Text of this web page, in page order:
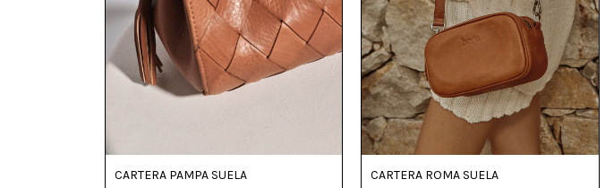
CARTERA PAMPA SUELA CARTERA ROMA SUELA